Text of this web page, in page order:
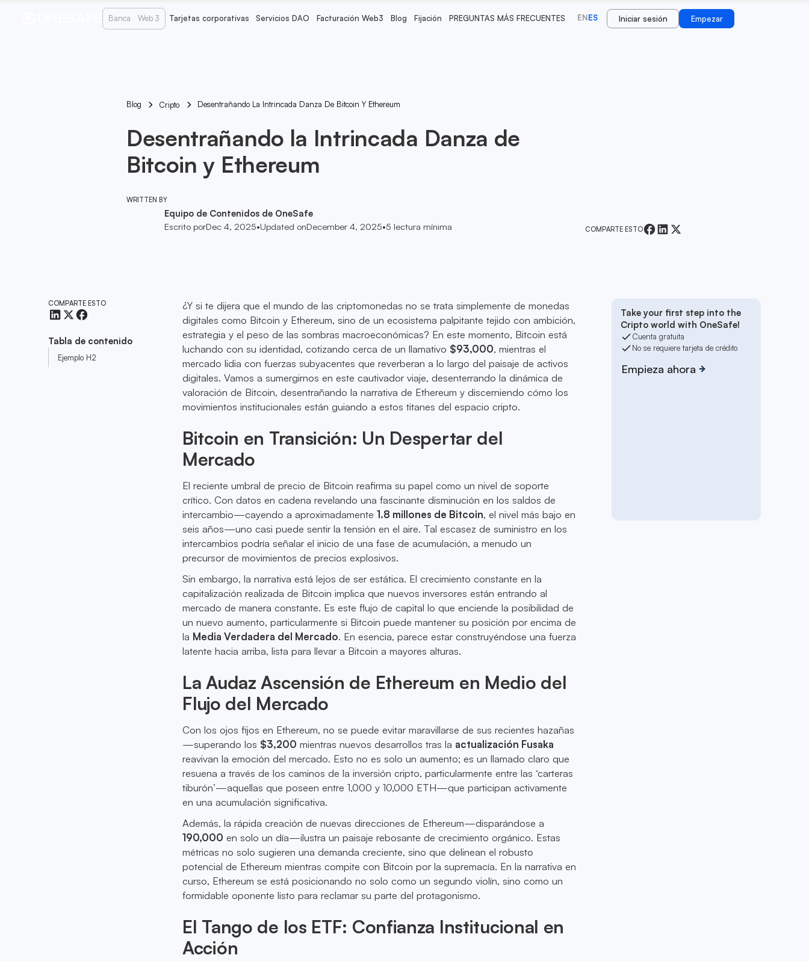
Banca Web 3 Tarjetas corporativas Servicios DAO Facturación Web3 Blog Fijación PREGUNTAS MÁS FRECUENTES ENES Iniciar sesión Empezar
Blog Cripto Desentrañando La Intrincada Danza De Bitcoin Y Ethereum
Desentrañando la Intrincada Danza de
Bitcoin y Ethereum
WRITTEN BY
Equipo de Contenidos de OneSafe
Escrito porDec 4, 2025•Updated onDecember 4, 2025•5 lectura mínima COMPARTE ESTO
COMPARTE ESTO
Tabla de contenido
Ejemplo H2
¿Y si te dijera que el mundo de las criptomonedas no se trata simplemente de monedas
digitales como Bitcoin y Ethereum, sino de un ecosistema palpitante tejido con ambición,
estrategia y el peso de las sombras macroeconómicas? En este momento, Bitcoin está
luchando con su identidad, cotizando cerca de un llamativo $93,000, mientras el
mercado lidia con fuerzas subyacentes que reverberan a lo largo del paisaje de activos
digitales. Vamos a sumergirnos en este cautivador viaje, desenterrando la dinámica de
valoración de Bitcoin, desentrañando la narrativa de Ethereum y discerniendo cómo los
movimientos institucionales están guiando a estos titanes del espacio cripto.
Bitcoin en Transición: Un Despertar del
Mercado
El reciente umbral de precio de Bitcoin reafirma su papel como un nivel de soporte
crítico. Con datos en cadena revelando una fascinante disminución en los saldos de
intercambio—cayendo a aproximadamente1.8 millones de Bitcoin, el nivel más bajo en
seis años—uno casi puede sentir la tensión en el aire. Tal escasez de suministro en los
intercambios podría señalar el inicio de una fase de acumulación, a menudo un
precursor de movimientos de precios explosivos.
Sin embargo, la narrativa está lejos de ser estática. El crecimiento constante en la
capitalización realizada de Bitcoin implica que nuevos inversores están entrando al
mercado de manera constante. Es este flujo de capital lo que enciende la posibilidad de
un nuevo aumento, particularmente si Bitcoin puede mantener su posición por encima de
la Media Verdadera del Mercado. En esencia, parece estar construyéndose una fuerza
latente hacia arriba, lista para llevar a Bitcoin a mayores alturas.
La Audaz Ascensión de Ethereum en Medio del
Flujo del Mercado
Con los ojos fijos en Ethereum, no se puede evitar maravillarse de sus recientes hazañas
—superando los $3,200 mientras nuevos desarrollos tras la actualización Fusaka
reavivan la emoción del mercado. Esto no es solo un aumento; es un llamado claro que
resuena a través de los caminos de la inversión cripto, particularmente entre las ‘carteras
tiburón’—aquellas que poseen entre 1,000 y 10,000 ETH—que participan activamente
en una acumulación significativa.
Además, la rápida creación de nuevas direcciones de Ethereum—disparándose a
190,000 en solo un día—ilustra un paisaje rebosante de crecimiento orgánico. Estas
métricas no solo sugieren una demanda creciente, sino que delinean el robusto
potencial de Ethereum mientras compite con Bitcoin por la supremacía. En la narrativa en
curso, Ethereum se está posicionando no solo como un segundo violín, sino como un
formidable oponente listo para reclamar su parte del protagonismo.
El Tango de los ETF: Confianza Institucional en
Acción
Take your first step into the
Cripto world with OneSafe!
Cuenta gratuita
No se requiere tarjeta de crédito
Empieza ahora